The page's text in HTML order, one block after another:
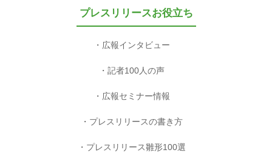
プレスリリースお役立ち
広報インタビュー
記者100人の声
広報セミナー情報
プレスリリースの書き方
プレスリリース雛形100選